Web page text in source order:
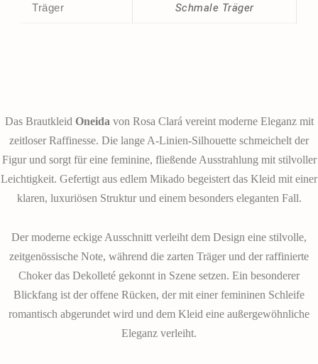
Träger Schmale Träger
Das Brautkleid Oneida von Rosa Clará vereint moderne Eleganz mit
zeitloser Raffinesse. Die lange A-Linien-Silhouette schmeichelt der
Figur und sorgt für eine feminine, fließende Ausstrahlung mit stilvoller
Leichtigkeit. Gefertigt aus edlem Mikado begeistert das Kleid mit einer
klaren, luxuriösen Struktur und einem besonders eleganten Fall.
Der moderne eckige Ausschnitt verleiht dem Design eine stilvolle,
zeitgenössische Note, während die zarten Träger und der raffinierte
Choker das Dekolleté gekonnt in Szene setzen. Ein besonderer
Blickfang ist der offene Rücken, der mit einer femininen Schleife
romantisch abgerundet wird und dem Kleid eine außergewöhnliche
Eleganz verleiht.